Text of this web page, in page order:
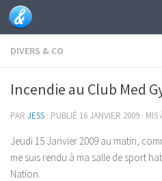
Skip to content
DIVERS & CO
Incendie au Club Med
PAR JESS · PUBLIÉ 16 JANVIER 2009 ·
Jeudi 15 Janvier 2009 au matin,
me suis rendu à ma salle de sport
Nation.